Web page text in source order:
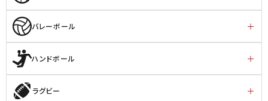
バレーボール
ハンドボール
ラグビー